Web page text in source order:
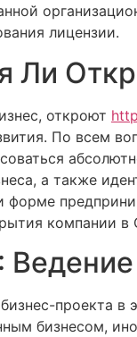
лицензии.
Ли
откроют
По всем
а также
форме
компании в
проекта
бизнесом,